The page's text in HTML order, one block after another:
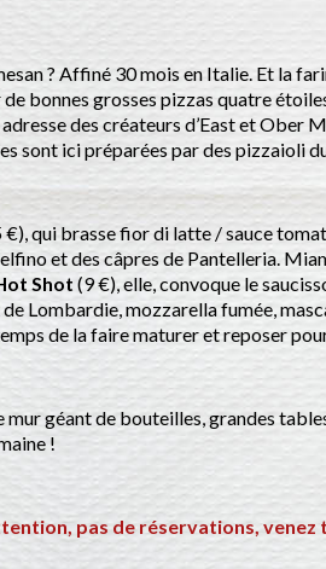
? Affiné 30 mois en Italie. Et la
de bonnes grosses pizzas quatre
des créateurs d’East et Ober
sont ici préparées par des pizzaioli
€), qui brasse fior di latte / sauce
et des câpres de Pantelleria.
Shot (9 €), elle, convoque le
Lombardie, mozzarella fumée,
de la faire maturer et reposer
géant de bouteilles, grandes
!
pas de réservations, venez